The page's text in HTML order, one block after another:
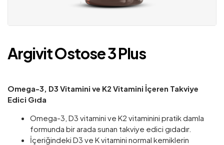
Argivit Ostose 3 Plus
Omega-3, D3 Vitamini ve K2 Vitamini İçeren Takviye
Edici Gıda
Omega-3, D3 vitamini ve K2 vitaminini pratik damla
formunda bir arada sunan takviye edici gıdadır.
İçeriğindeki D3 ve K vitamini normal kemiklerin